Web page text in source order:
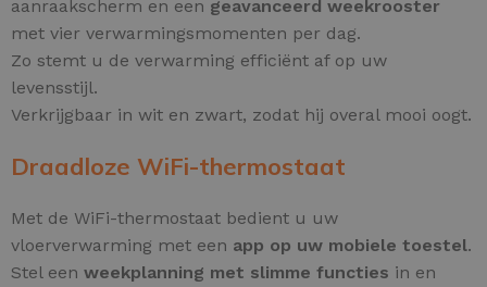
aanraakscherm en een geavanceerd weekrooster
met vier verwarmingsmomenten per dag.
Zo stemt u de verwarming efficiënt af op uw
levensstijl.
Verkrijgbaar in wit en zwart, zodat hij overal mooi oogt.
Draadloze WiFi-thermostaat
Met de WiFi-thermostaat bedient u uw
vloerverwarming met een app op uw mobiele toestel.
Stel een weekplanning met slimme functies in en